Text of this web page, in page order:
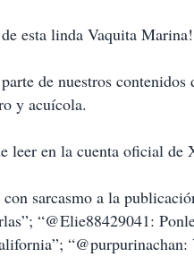
esta linda Vaquita
de nuestros
y acuícola.
leer en la cuenta oficial de
sarcasmo a la
“@Elie88429041:
“@purpurinachan: